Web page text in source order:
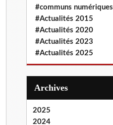
#communs numériques
#Actualités 2015
#Actualités 2020
#Actualités 2023
#Actualités 2025
Archives
2025
2024